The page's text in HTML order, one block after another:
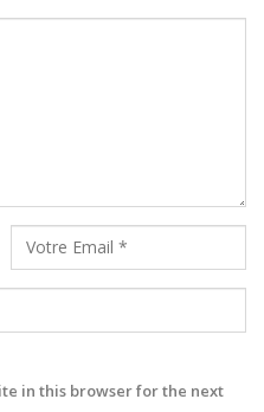
in this browser for the next